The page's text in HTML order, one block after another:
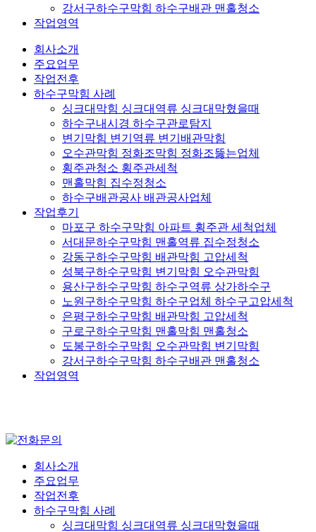
강서구하수구막힘 하수구배관 맨홀청소
작업영역
회사소개
주요업무
작업전후
하수구막힘 사례
싱크대막힘 싱크대역류 싱크대막혔을때
하수구내시경 하수구관로탐지
변기막힘 변기역류 변기배관막힘
오수관막힘 정화조막힘 정화조뚫는업체
횡주관청소 횡주관세척
맨홀막힘 집수정청소
하수구배관공사 배관공사업체
작업후기
마포구 하수구막힘 아파트 횡주관 세척업체
서대문하수구막힘 맨홀역류 집수정청소
강동구하수구막힘 배관막힘 고압세척
성북구하수구막힘 변기막힘 오수관막힘
용산구하수구막힘 하수구역류 상가하수구
노원구하수구막힘 하수구업체 하수구고압세척
은평구하수구막힘 배관막힘 고압세척
구로구하수구막힘 맨홀막힘 맨홀청소
도봉구하수구막힘 오수관막힘 변기막힘
강서구하수구막힘 하수구배관 맨홀청소
작업영역
회사소개
주요업무
작업전후
하수구막힘 사례
싱크대막힘 싱크대역류 싱크대막혔을때